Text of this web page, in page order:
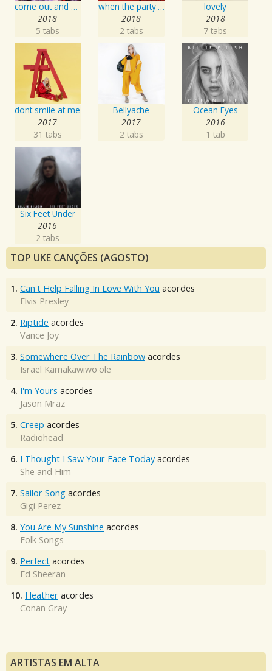
come out and play
2018
5 tabs
when the party's over
2018
2 tabs
lovely
2018
7 tabs
dont smile at me
2017
31 tabs
Bellyache
2017
2 tabs
Ocean Eyes
2016
1 tab
Six Feet Under
2016
2 tabs
TOP UKE CANÇÕES (AGOSTO)
1. Can't Help Falling In Love With You acordes
Elvis Presley
2. Riptide acordes
Vance Joy
3. Somewhere Over The Rainbow acordes
Israel Kamakawiwo'ole
4. I'm Yours acordes
Jason Mraz
5. Creep acordes
Radiohead
6. I Thought I Saw Your Face Today acordes
She and Him
7. Sailor Song acordes
Gigi Perez
8. You Are My Sunshine acordes
Folk Songs
9. Perfect acordes
Ed Sheeran
10. Heather acordes
Conan Gray
ARTISTAS EM ALTA